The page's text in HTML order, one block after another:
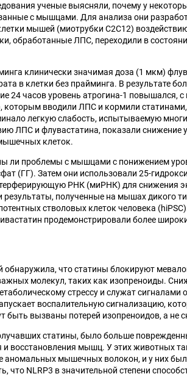
ученые выясняли, почему у
с мышцами. Для анализа они
мышей (миотрубки C2C12)
обработанные ЛПС, переходили в
клинически значимая доза (1 мкм)
в клетки без прайминга. В результате
24 часов уровень атрогина-1
которым вводили ЛПС и кормили
легкую слабость, испытываемую
ЛПС и флувастатина, показали
клеток.
ли проблемы с мышцами с понижением
(ГГ). Затем они использовали 25-
РНК (миРНК) для снижения
результаты, полученные на мышах дикого
стволовых клеток человека
продемонстрировали более
обнаружила, что статины блокируют
молекул, таких как изопреноиды.
стрессу и служат
воспалительную сигнализацию,
быть вызваны потерей изопреноидов, а не
статины, было больше
и восстановления мышц. У этих животных
аномальных мышечных волокон, и у них
что NLRP3 в значительной степени